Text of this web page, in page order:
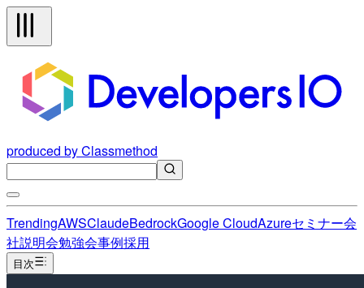
produced by Classmethod
TrendingAWSClaudeBedrockGoogle CloudAzureセミナー会
社説明会勉強会事例採用
目次